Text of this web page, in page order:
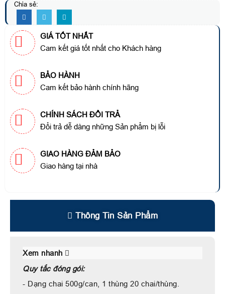
Chia sẻ:
GIÁ TỐT NHẤT
Cam kết giá tốt nhất cho Khách hàng
BẢO HÀNH
Cam kết bảo hành chính hãng
CHÍNH SÁCH ĐỔI TRẢ
Đổi trả dễ dàng những Sản phẩm bị lỗi
GIAO HÀNG ĐẢM BẢO
Giao hàng tại nhà
Thông Tin Sản Phẩm
Xem nhanh
Quy tắc đóng gói:
- Dạng chai 500g/can, 1 thùng 20 chai/thùng.